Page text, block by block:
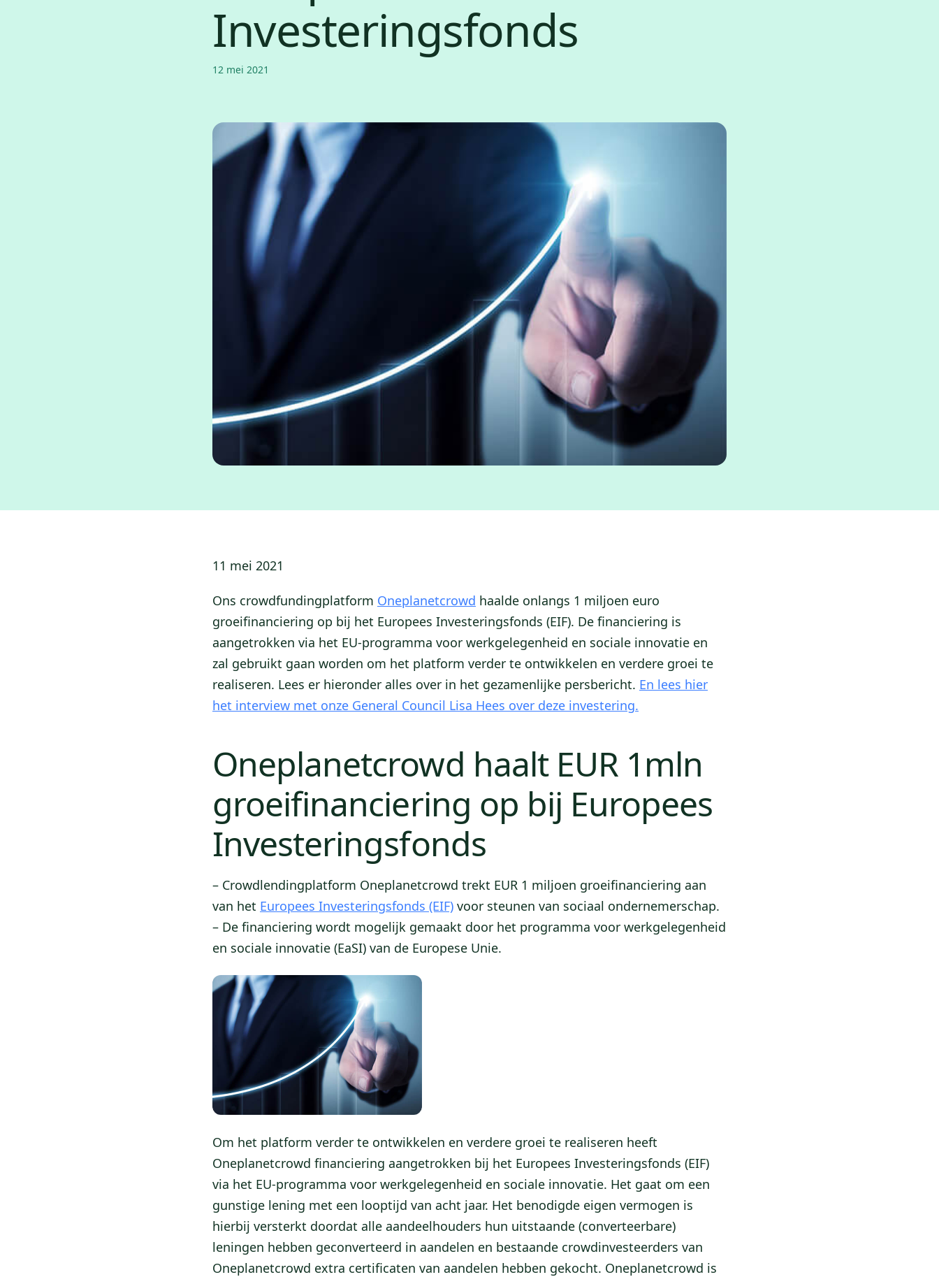
Investeringsfonds
12 mei 2021
11 mei 2021
Ons crowdfundingplatform Oneplanetcrowd haalde onlangs 1 miljoen euro
groeifinanciering op bij het Europees Investeringsfonds (EIF). De financiering is
aangetrokken via het EU-programma voor werkgelegenheid en sociale innovatie en
zal gebruikt gaan worden om het platform verder te ontwikkelen en verdere groei te
realiseren. Lees er hieronder alles over in het gezamenlijke persbericht. En lees hier
het interview met onze General Council Lisa Hees over deze investering.
Oneplanetcrowd haalt EUR 1mln
groeifinanciering op bij Europees
Investeringsfonds
– Crowdlendingplatform Oneplanetcrowd trekt EUR 1 miljoen groeifinanciering aan
van het Europees Investeringsfonds (EIF) voor steunen van sociaal ondernemerschap.
– De financiering wordt mogelijk gemaakt door het programma voor werkgelegenheid
en sociale innovatie (EaSI) van de Europese Unie.
Om het platform verder te ontwikkelen en verdere groei te realiseren heeft
Oneplanetcrowd financiering aangetrokken bij het Europees Investeringsfonds (EIF)
via het EU-programma voor werkgelegenheid en sociale innovatie. Het gaat om een
gunstige lening met een looptijd van acht jaar. Het benodigde eigen vermogen is
hierbij versterkt doordat alle aandeelhouders hun uitstaande (converteerbare)
leningen hebben geconverteerd in aandelen en bestaande crowdinvesteerders van
Oneplanetcrowd extra certificaten van aandelen hebben gekocht. Oneplanetcrowd is